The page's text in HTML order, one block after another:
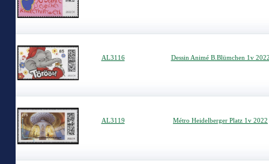
AL3116 Dessin Animé B.Blümchen 1v
AL3119 Métro Heidelberger Platz 1v 2022